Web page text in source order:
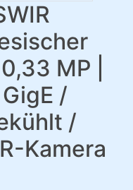
MP |
/
/
Kamera